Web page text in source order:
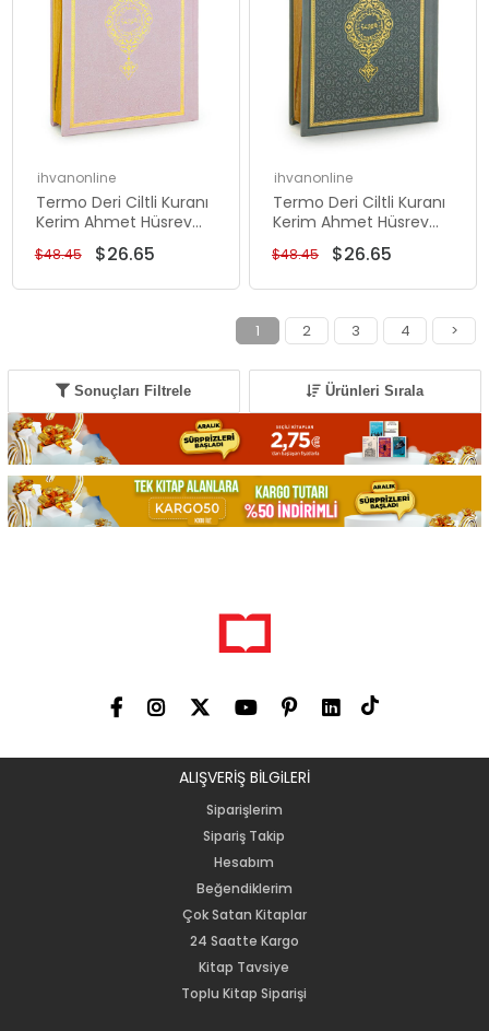
ihvanonline
Termo Deri Ciltli Kuranı
Kerim Ahmet Hüsrev
Hatlı Hafız Boy Pembe
$26.65
$48.45
ihvanonline
Termo Deri Ciltli Kuranı
Kerim Ahmet Hüsrev
Hatlı Hafız Boy Gri
$26.65
$48.45
1 2 3 4 >
Sonuçları Filtrele Ürünleri Sırala
ALIŞVERİŞ BİLGiLERİ
Siparişlerim
Sipariş Takip
Hesabım
Beğendiklerim
Çok Satan Kitaplar
24 Saatte Kargo
Kitap Tavsiye
Toplu Kitap Siparişi